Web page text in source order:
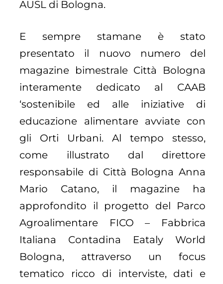
AUSL di Bologna.
E sempre stamane è stato
presentato il nuovo numero del
magazine bimestrale Città Bologna
interamente dedicato al CAAB
‘sostenibile ed alle iniziative di
educazione alimentare avviate con
gli Orti Urbani. Al tempo stesso,
come illustrato dal direttore
responsabile di Città Bologna Anna
Mario Catano, il magazine ha
approfondito il progetto del Parco
Agroalimentare FICO – Fabbrica
Italiana Contadina Eataly World
Bologna, attraverso un focus
tematico ricco di interviste, dati e